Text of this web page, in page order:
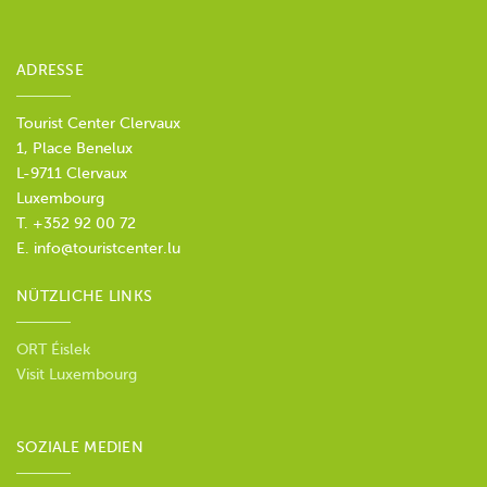
ADRESSE
Tourist Center Clervaux
1, Place Benelux
L-9711 Clervaux
Luxembourg
T. +352 92 00 72
E. info@touristcenter.lu
NÜTZLICHE LINKS
ORT Éislek
Visit Luxembourg
SOZIALE MEDIEN